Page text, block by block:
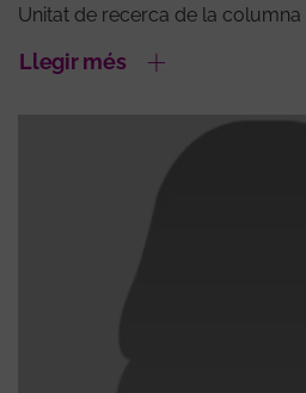
Unitat de recerca de la
Llegir més